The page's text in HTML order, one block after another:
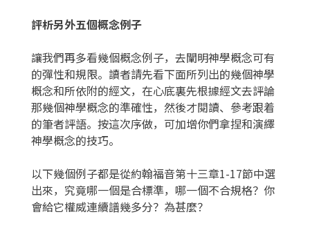
評析另外五個概念例子
讓我們再多看幾個概念例子，去闡明神學概念可有
的彈性和規限。讀者請先看下面所列出的幾個神學
概念和所依附的經文，在心底裏先根據經文去評論
那幾個神學概念的準確性，然後才閱讀、參考跟着
的筆者評語。按這次序做，可加增你們拿捏和演繹
神學概念的技巧。
以下幾個例子都是從約翰福音第十三章1-17節中選
出來，究竟哪一個是合標準，哪一個不合規格？你
會給它權威連續譜幾多分？為甚麼？